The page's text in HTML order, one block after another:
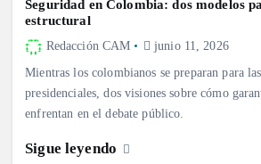
Seguridad en Colombia: dos modelos
estructural
Redacción CAM junio 11, 2026
Mientras los colombianos se preparan para
presidenciales, dos visiones sobre cómo
enfrentan en el debate público.
Sigue leyendo